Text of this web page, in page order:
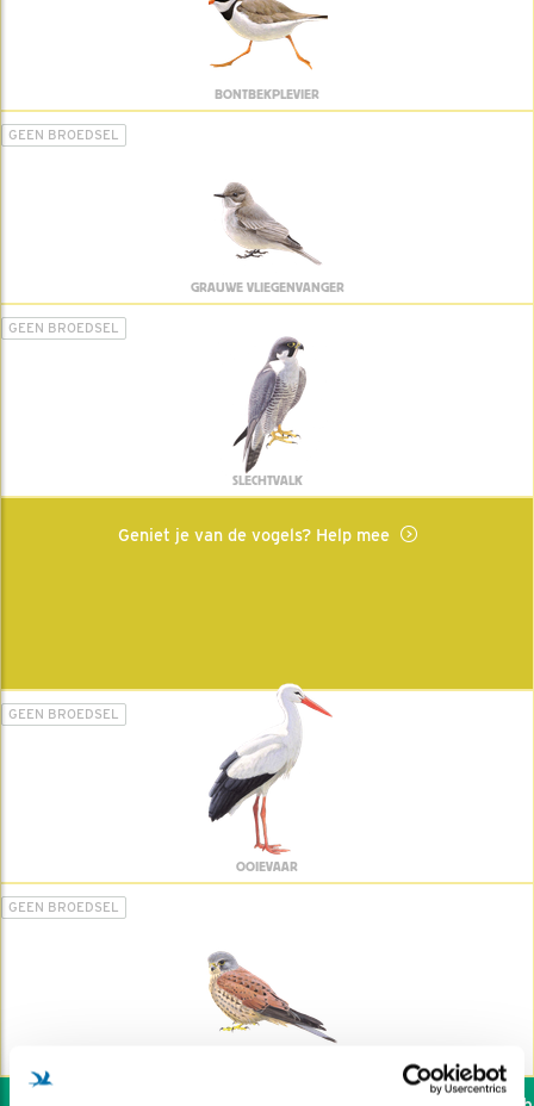
BONTBEKPLEVIER
GEEN BROEDSEL
GRAUWE VLIEGENVANGER
GEEN BROEDSEL
SLECHTVALK
Geniet je van de vogels? Help mee
GEEN BROEDSEL
OOIEVAAR
GEEN BROEDSEL